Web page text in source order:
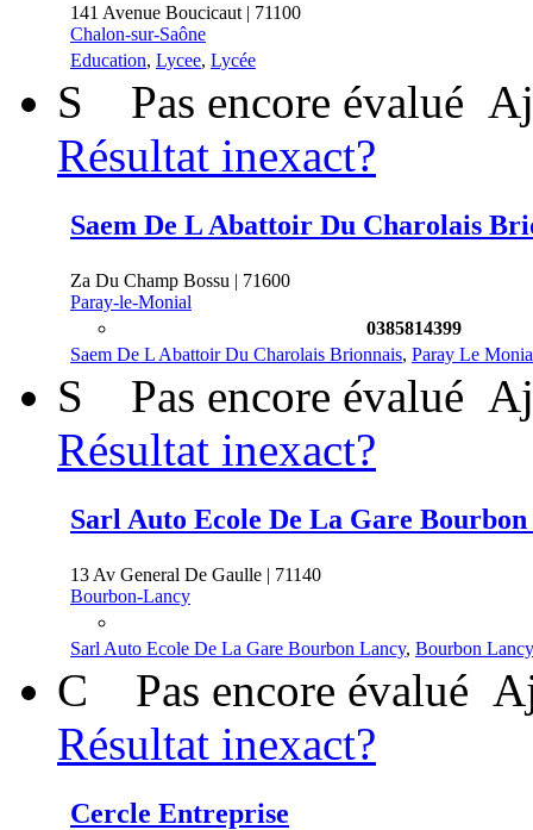
141 Avenue Boucicaut | 71100
Chalon-sur-Saône
Education, Lycee, Lycée
S Pas encore évalué
Résultat inexact?
Saem De L Abattoir Du Charolais
Za Du Champ Bossu | 71600
Paray-le-Monial
0385814399
Saem De L Abattoir Du Charolais Brionnais, Paray Le
S Pas encore évalué
Résultat inexact?
Sarl Auto Ecole De La Gare
13 Av General De Gaulle | 71140
Bourbon-Lancy
Sarl Auto Ecole De La Gare Bourbon Lancy, Bourbon Lancy
C Pas encore évalué
Résultat inexact?
Cercle Entreprise